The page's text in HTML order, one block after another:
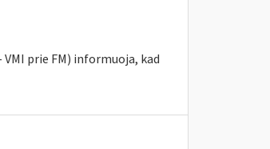
prie FM) informuoja, kad